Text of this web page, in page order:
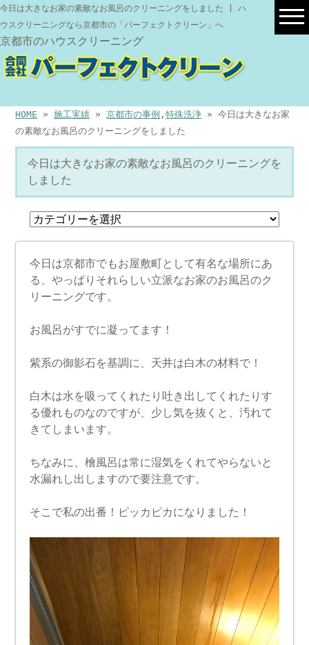
今日は大きなお家の素敵なお風呂のクリーニングをしました | ハ
ウスクリーニングなら京都市の「パーフェクトクリーン」へ
京都市のハウスクリーニング
HOME »施工実績 »京都市の事例 ,特殊洗浄 » 今日は大きなお家
の素敵なお風呂のクリーニングをしました
今日は大きなお家の素敵なお風呂のクリーニングを
しました
今日は京都市でもお屋敷町として有名な場所にあ
る、やっぱりそれらしい立派なお家のお風呂のク
リーニングです。
お風呂がすでに凝ってます！
紫系の御影石を基調に、天井は白木の材料で！
白木は水を吸ってくれたり吐き出してくれたりす
る優れものなのですが、少し気を抜くと、汚れて
きてしまいます。
ちなみに、檜風呂は常に湿気をくれてやらないと
水漏れし出しますので要注意です。
そこで私の出番！ピッカピカになりました！